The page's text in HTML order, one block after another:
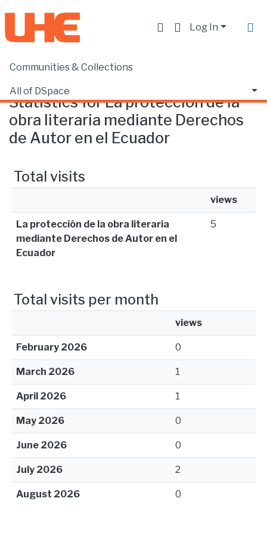
Log In
Communities & Collections
All of DSpace
Home Statistics
Statistics for La protección de la
obra literaria mediante Derechos
de Autor en el Ecuador
Total visits
views
La protección de la obra literaria
mediante Derechos de Autor en el
Ecuador
5
Total visits per month
views
February 2026 0
March 2026 1
April 2026 1
May 2026 0
June 2026 0
July 2026 2
August 2026 0